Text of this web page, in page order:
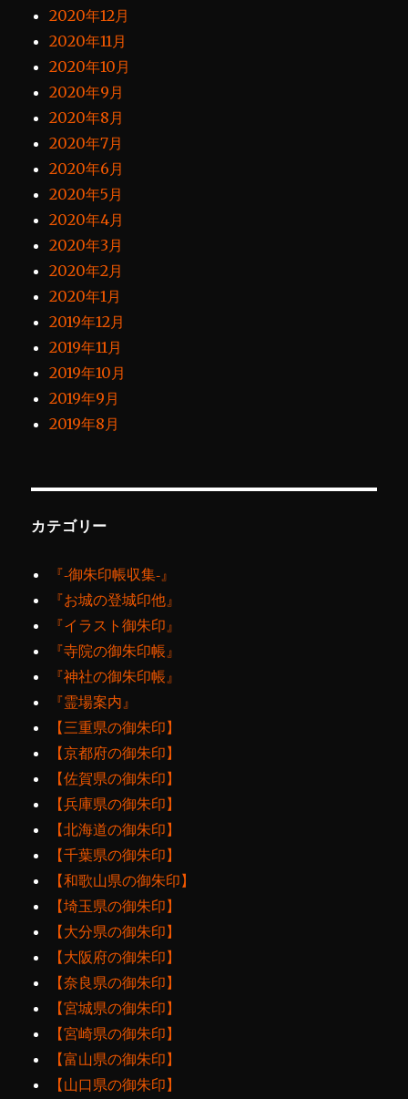
2020年12月
2020年11月
2020年10月
2020年9月
2020年8月
2020年7月
2020年6月
2020年5月
2020年4月
2020年3月
2020年2月
2020年1月
2019年12月
2019年11月
2019年10月
2019年9月
2019年8月
カテゴリー
『‐御朱印帳収集‐』
『お城の登城印他』
『イラスト御朱印』
『寺院の御朱印帳』
『神社の御朱印帳』
『霊場案内』
【三重県の御朱印】
【京都府の御朱印】
【佐賀県の御朱印】
【兵庫県の御朱印】
【北海道の御朱印】
【千葉県の御朱印】
【和歌山県の御朱印】
【埼玉県の御朱印】
【大分県の御朱印】
【大阪府の御朱印】
【奈良県の御朱印】
【宮城県の御朱印】
【宮崎県の御朱印】
【富山県の御朱印】
【山口県の御朱印】